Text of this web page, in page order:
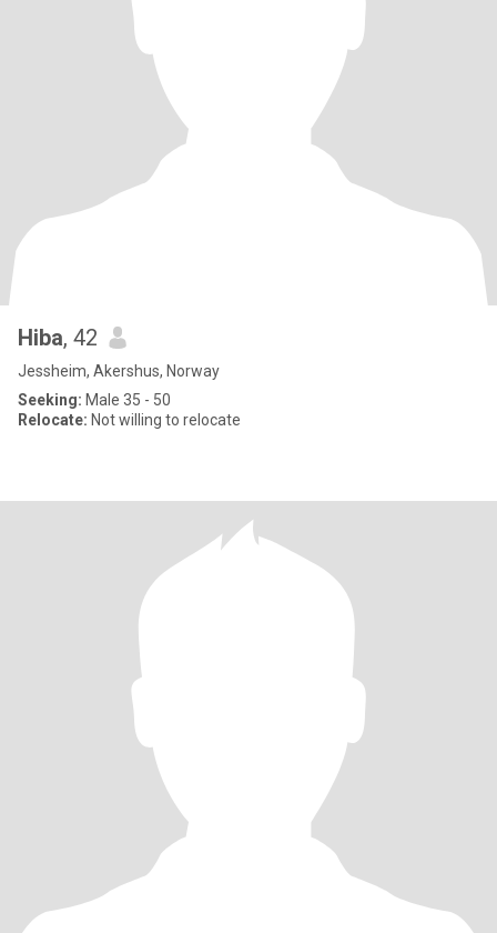
Hiba, 42
Jessheim, Akershus, Norway
Seeking: Male 35 - 50
Relocate: Not willing to relocate